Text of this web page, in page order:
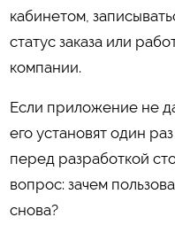
кабинетом,
статус заказа или
компании.
Если приложение не
его установят один
перед разработкой
вопрос: зачем
снова?